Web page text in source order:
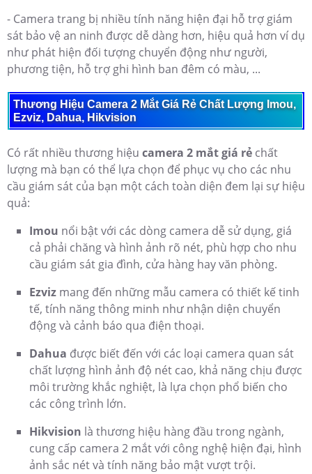
- Camera trang bị nhiều tính năng hiện đại hỗ trợ giám
sát bảo vệ an ninh được dễ dàng hơn, hiệu quả hơn ví dụ
như phát hiện đối tượng chuyển động như người,
phương tiện, hỗ trợ ghi hình ban đêm có màu, ...
Thương Hiệu Camera 2 Mắt Giá Rẻ Chất Lượng Imou,
Ezviz, Dahua, Hikvision
Có rất nhiều thương hiệu camera 2 mắt giá rẻ chất
lượng mà bạn có thể lựa chọn để phục vụ cho các nhu
cầu giám sát của bạn một cách toàn diện đem lại sự hiệu
quả:
Imou nổi bật với các dòng camera dễ sử dụng, giá
cả phải chăng và hình ảnh rõ nét, phù hợp cho nhu
cầu giám sát gia đình, cửa hàng hay văn phòng.
Ezviz mang đến những mẫu camera có thiết kế tinh
tế, tính năng thông minh như nhận diện chuyển
động và cảnh báo qua điện thoại.
Dahua được biết đến với các loại camera quan sát
chất lượng hình ảnh độ nét cao, khả năng chịu được
môi trường khắc nghiệt, là lựa chọn phổ biến cho
các công trình lớn.
Hikvision là thương hiệu hàng đầu trong ngành,
cung cấp camera 2 mắt với công nghệ hiện đại, hình
ảnh sắc nét và tính năng bảo mật vượt trội.